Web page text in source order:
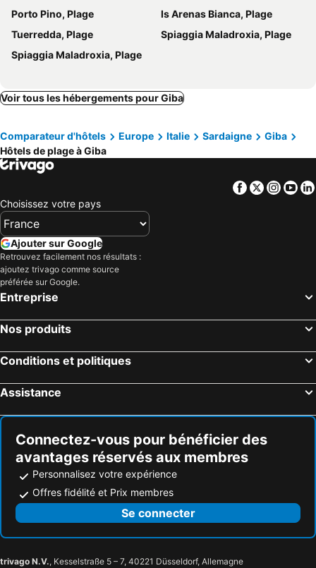
Porto Pino, Plage
Is Arenas Bianca, Plage
Tuerredda, Plage
Spiaggia Maladroxia, Plage
Spiaggia Maladroxia, Plage
Voir tous les hébergements pour Giba
Comparateur d'hôtels Europe Italie Sardaigne
Giba
Hôtels de plage à Giba
Facebook
Twitter
Choisissez votre pays
Ajouter sur Google
Retrouvez facilement nos résultats :
ajoutez trivago comme source
préférée sur Google.
Entreprise
Nos produits
Conditions et politiques
Assistance
Connectez-vous pour bénéficier des
avantages réservés aux membres
Personnalisez votre expérience
Offres fidélité et Prix membres
Se connecter
trivago N.V., Kesselstraße 5 – 7, 40221 Düsseldorf, Allemagne